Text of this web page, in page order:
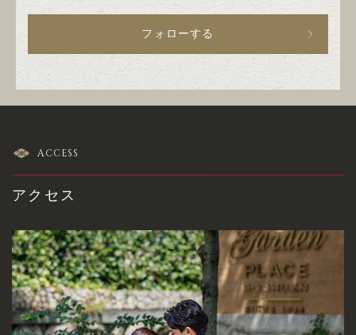
フォローする
ACCESS
アクセス